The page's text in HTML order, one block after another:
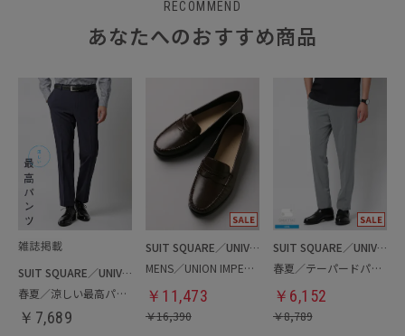
RECOMMEND
あなたへのおすすめ商品
SUIT SQUARE／UNIVERSAL LANGUAGE
春夏／涼しい最高パンツ
￥ 7,689
SUIT SQUARE／UNIVERSAL LANGUAGE
MENS／UNION IMPERIAL監修／コインローファー
￥ 11,473
￥16,390
SUIT SQUARE／UNIVERSAL LANGUAGE
春夏／テーパードパンツ
￥ 6,152
￥8,789